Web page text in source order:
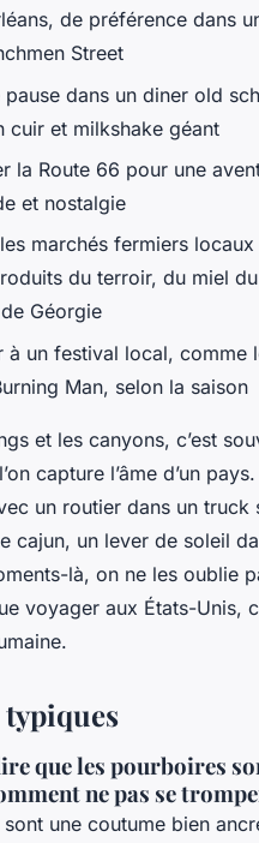
de préférence dans
Street
pause dans un diner old
cuir et milkshake géant
la Route 66 pour une
et nostalgie
marchés fermiers
du terroir, du miel
Géorgie
à un festival local, comme
Man, selon la saison
et les canyons, c’est
capture l’âme d’un
un routier dans un truck
cajun, un lever de soleil
là, on ne les oublie
voyager aux États-Unis,
que les pourboires
ne pas se
une coutume bien